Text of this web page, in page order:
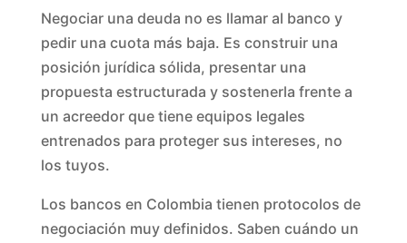
Negociar una deuda no es llamar al banco y
pedir una cuota más baja. Es construir una
posición jurídica sólida, presentar una
propuesta estructurada y sostenerla frente a
un acreedor que tiene equipos legales
entrenados para proteger sus intereses, no
los tuyos.
Los bancos en Colombia tienen protocolos de
negociación muy definidos. Saben cuándo un